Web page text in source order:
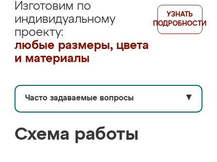
Изготовим по
индивидуальному
проекту:
любые размеры, цвета
и материалы
УЗНАТЬ
ПОДРОБНОСТИ
Часто задаваемые вопросы ▼
Схема работы